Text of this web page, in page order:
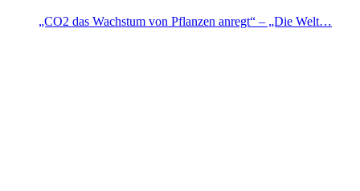
„CO2 das Wachstum von Pflanzen anregt“ – „Die Welt…